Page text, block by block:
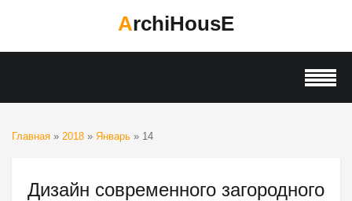
ArchiHousE
Главная » 2018 » Январь » 14
Дизайн современного загородного